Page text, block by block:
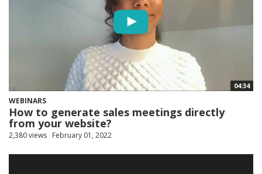
04:34
WEBINARS
How to generate sales meetings directly
from your website?
2,380 views February 01, 2022